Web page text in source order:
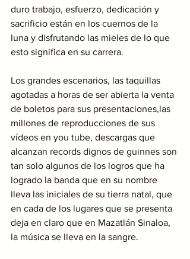
duro trabajo, esfuerzo, dedicación y
sacrificio están en los cuernos de la
luna y disfrutando las mieles de lo que
esto significa en su carrera.
Los grandes escenarios, las taquillas
agotadas a horas de ser abierta la venta
de boletos para sus presentaciones,las
millones de reproducciones de sus
vídeos en you tube, descargas que
alcanzan records dignos de guinnes son
tan solo algunos de los logros que ha
logrado la banda que en su nombre
lleva las iniciales de su tierra natal, que
en cada de los lugares que se presenta
deja en claro que en Mazatlán Sinaloa,
la música se lleva en la sangre.